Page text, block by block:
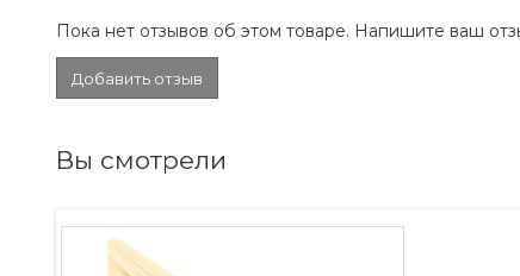
Пока нет отзывов об этом товаре. Напишите ваш
Добавить отзыв
Вы смотрели